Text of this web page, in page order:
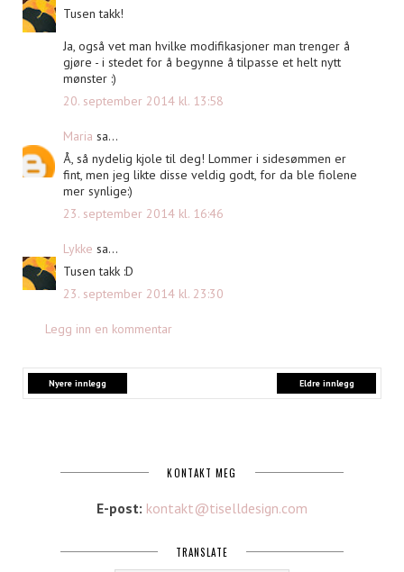
Tusen takk!
Ja, også vet man hvilke modifikasjoner man trenger å
gjøre - i stedet for å begynne å tilpasse et helt nytt
mønster :)
20. september 2014 kl. 13:58
Maria sa...
Å, så nydelig kjole til deg! Lommer i sidesømmen er
fint, men jeg likte disse veldig godt, for da ble fiolene
mer synlige:)
23. september 2014 kl. 16:46
Lykke sa...
Tusen takk :D
23. september 2014 kl. 23:30
Legg inn en kommentar
Nyere innlegg Eldre innlegg
KONTAKT MEG
E-post: kontakt@tiselldesign.com
TRANSLATE